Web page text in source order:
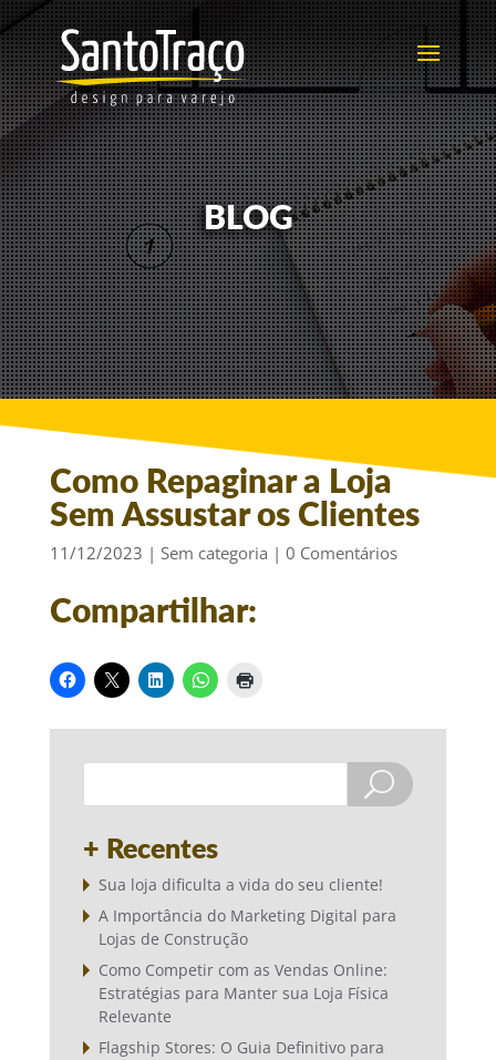
BLOG
Como Repaginar a Loja
Sem Assustar os Clientes
11/12/2023 | Sem categoria | 0 Comentários
Compartilhar:
+ Recentes
Sua loja dificulta a vida do seu cliente!
A Importância do Marketing Digital para
Lojas de Construção
Como Competir com as Vendas Online:
Estratégias para Manter sua Loja Física
Relevante
Flagship Stores: O Guia Definitivo para